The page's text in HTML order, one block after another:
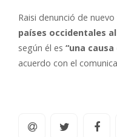
Raisi denunció de nuevo
países occidentales
según él es “una
acuerdo con el